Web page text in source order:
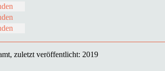
zuletzt veröffentlicht: 2019